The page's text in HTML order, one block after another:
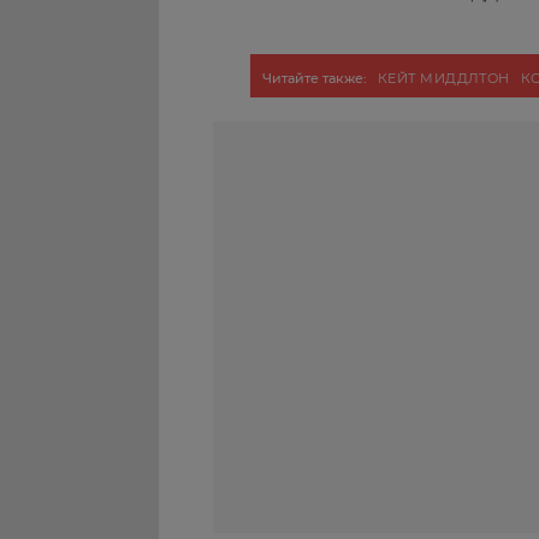
Читайте также: КЕЙТ МИДДЛТОН